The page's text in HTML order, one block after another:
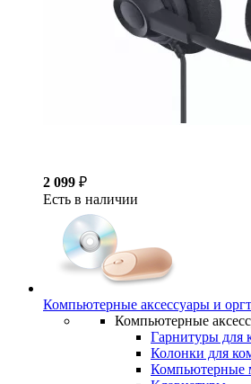
2 099 ₽
Есть в наличии
Компьютерные аксессуары и
Компьютерные
Гарнитуры для
Колонки для
Компьютерные